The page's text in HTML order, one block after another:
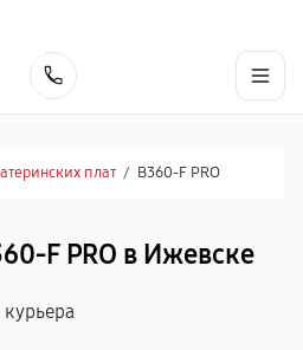
плат / B360-F PRO
F PRO в Ижевске